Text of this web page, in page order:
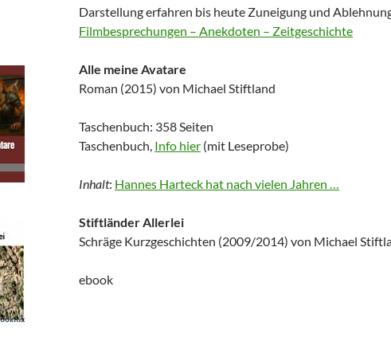
Darstellung erfahren bis heute Zuneigung und
Filmbesprechungen – Anekdoten – Zeitgeschichte
Alle meine Avatare
Roman (2015) von Michael Stiftland
Taschenbuch: 358 Seiten
Taschenbuch, Info hier (mit Leseprobe)
Inhalt: Hannes Harteck hat nach vielen Jahren …
Stiftländer Allerlei
Schräge Kurzgeschichten (2009/2014) von Michael
ebook